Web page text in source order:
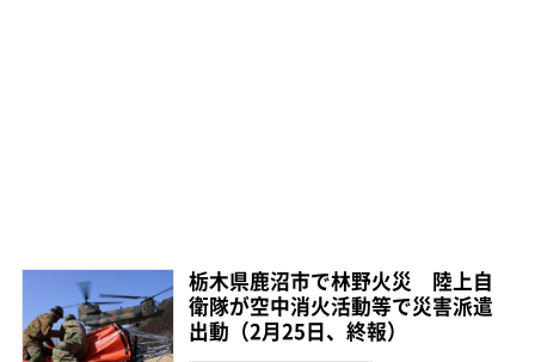
栃木県鹿沼市で林野火災 陸上自
衛隊が空中消火活動等で災害派遣
出動（2月25日、終報）